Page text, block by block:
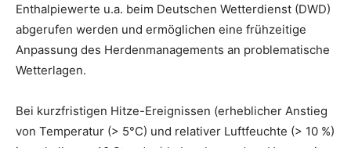
Enthalpiewerte u.a. beim Deutschen Wetterdienst (DWD)
abgerufen werden und ermöglichen eine frühzeitige
Anpassung des Herdenmanagements an problematische
Wetterlagen.
Bei kurzfristigen Hitze-Ereignissen (erheblicher Anstieg
von Temperatur (> 5°C) und relativer Luftfeuchte (> 10 %)